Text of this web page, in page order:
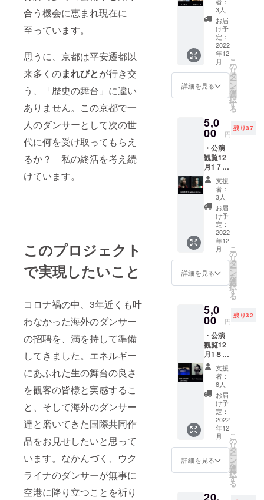
合う機会に恵まれ現在に
至っています。
思うに、京都は平安遷都以
来多くのまれびとが行き交
う、「歴史の舞台」に違い
ありません。この京都で一
人のダンサーとして次の世
代に何を受け取ってもらえ
るか？ 私の終活を考え続
けています。
このプロジェクト
で実現したいこと
コロナ禍の中、3年近くも叶
わなかった海外のダンサー
の招聘を、満を持して準備
してきました。エネルギー
にあふれた生の舞台の良さ
を観客の皆様と実感するこ
と、そして海外のダンサー
達と磨いてきた国際共同作
品をお見せしたいと思って
います。なかんづく、ウク
ライナのダンサーが無事に
空港に降り立つことを祈り
IGU・舞
踏土佐
派 大村
万朶・
東雲舞
踏 川本
裕子・
大歳芽
里・高
こ
ズをお
選びく
ださ
い ※当
日受付
でお渡
ししま
す） １
２月１5
００開
演 参加
予定者
伴戸千
雅子・
Juan
Antonio
Suinag
Gaxiola
Mexico
Bridget
Scott ・
竹ち代
毬也・
Eric
Physic
al
Poets
藤條虫
丸
ト、
メール
にて予
約受付
済みを
通知い
たしま
す（チ
ケット
は当日
受付で
ていま
す）・
舞踏祭
特製T
シャツ
１枚
（M,Lか
らサイ
ズをお
選びく
ださ
い ※当
日受付
でお渡
ししま
す） １
２月１6
００開
演 参加
予定者
１６日
（金）
１９：
００開
演 ケン
五月
Finland
・袋坂
ヤス
オ・舞
踏白狐
系 杜昱
枋
Popol
xico・
3人
お届
け予
定：
2022
年12
月
詳細を見る
こ
の
リ
タ
ー
ン
を
選
択
す
る
5,0
00 円
残り37
・公演
観覧12
月1７日
限定の
チケッ
ト、
メール
にて予
約受付
済みを
通知い
たしま
す（チ
ケット
は当日
受付で
ていま
す） ・
舞踏祭
特製T
シャツ
１枚
（M,Lか
らサイ
ズをお
選びく
ださ
い ※当
日受付
でお渡
ししま
す） １
７日
演
支援
者：
3人
お届
け予
定：
2022
年12
月
詳細を見る
こ
の
リ
タ
ー
ン
を
選
択
す
る
5,0
00 円
残り32
・公演
観覧12
月1８日
限定の
チケッ
ト、
メール
にて予
約受付
済みを
通知い
たしま
す（チ
ケット
は当日
受付で
ていま
支援
者：
8人
お届
け予
定：
2022
年12
月
詳細を見る
こ
の
リ
タ
ー
ン
を
選
択
す
る